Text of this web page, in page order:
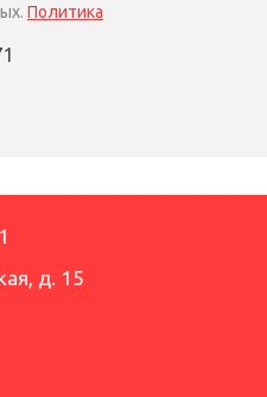
Политика
д. 15